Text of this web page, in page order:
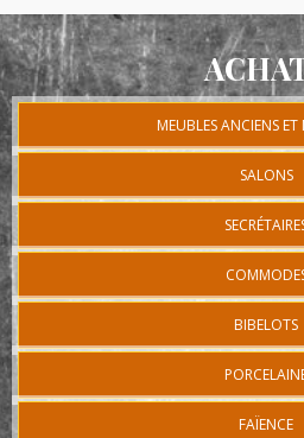
MEUBLES ANCIENS ET
SALONS
BIBELOTS
FAÏENCE